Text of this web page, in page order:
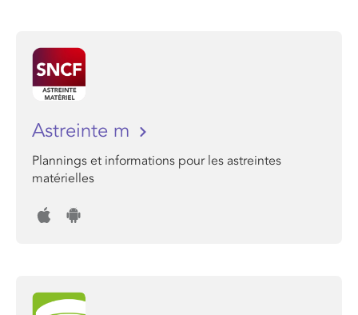
Astreinte m
Plannings et informations pour les astreintes
matérielles